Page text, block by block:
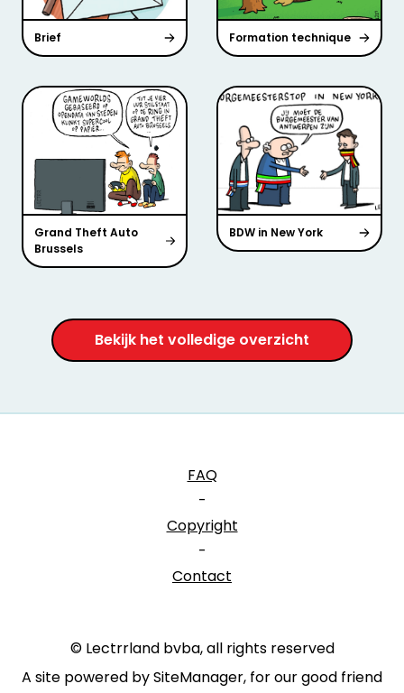
Brief Formation technique
Grand Theft Auto
Brussels
BDW in New York
Bekijk het volledige overzicht
FAQ
-
Copyright
-
Contact
© Lectrrland bvba, all rights reserved
A site powered by SiteManager, for our good friend